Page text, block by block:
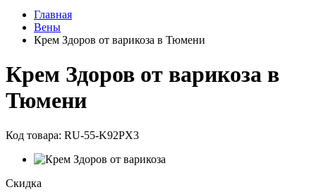
Главная
Вены
Крем Здоров от варикоза в Тюмени
Крем Здоров от варикоза в
Тюмени
Код товара: RU-55-K92PX3
Скидка